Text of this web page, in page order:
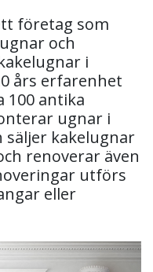
företag som
och
i
års erfarenhet
100 antika
ugnar i
säljer kakelugnar
renoverar även
utförs
eller